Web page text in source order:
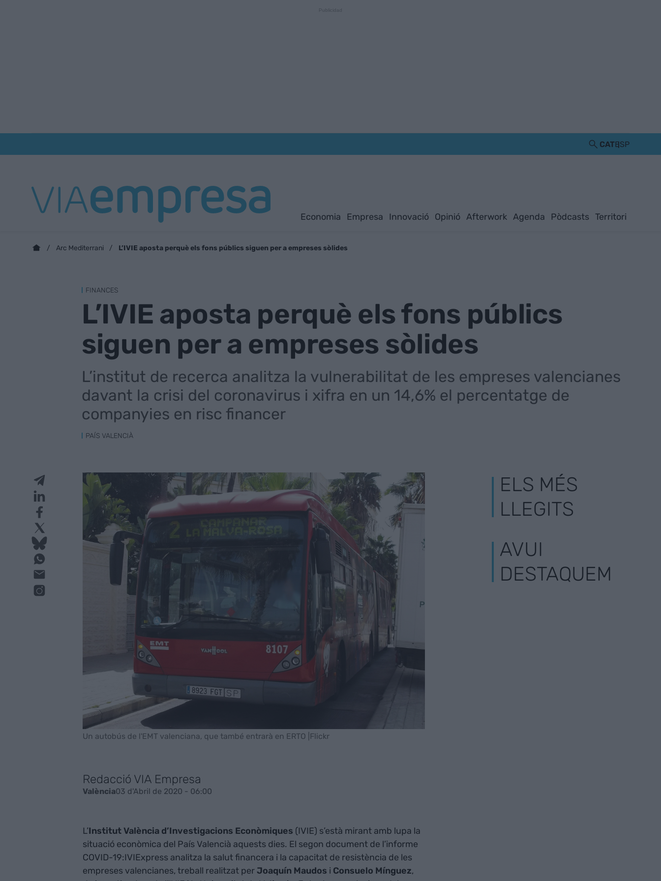
CATESP
Economia Empresa Innovació Opinió Afterwork Agenda Pòdcasts Territori
Arc Mediterrani L’IVIE aposta perquè els fons públics siguen per a empreses sòlides
FINANCES
L’IVIE aposta perquè els fons públics
siguen per a empreses sòlides
L’institut de recerca analitza la vulnerabilitat de les empreses valencianes
davant la crisi del coronavirus i xifra en un 14,6% el percentatge de
companyies en risc financer
PAÍS VALENCIÀ
Un autobús de l'EMT valenciana, que també entrarà en ERTO |Flickr
Redacció VIA Empresa
València03 d'Abril de 2020 - 06:00
L’Institut València d’Investigacions Econòmiques (IVIE) s’està mirant amb lupa la
situació econòmica del País Valencià aquests dies. El segon document de l’informe
COVID-19:IVIExpress analitza la salut financera i la capacitat de resistència de les
empreses valencianes, treball realitzat perJoaquín Maudos i Consuelo Mínguez,
ELS MÉS
LLEGITS
AVUI
DESTAQUEM